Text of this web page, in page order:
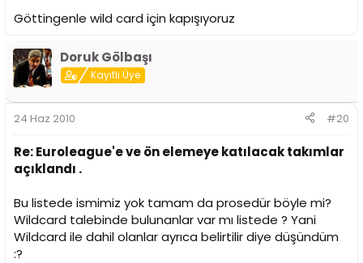
Göttingenle wild card için kapışıyoruz
Doruk Gölbaşı
Kayıtlı Üye
24 Haz 2010 #20
Re: Euroleague'e ve ön elemeye katılacak takımlar
açıklandı .
Bu listede ismimiz yok tamam da prosedür böyle mi?
Wildcard talebinde bulunanlar var mı listede ? Yani
Wildcard ile dahil olanlar ayrıca belirtilir diye düşündüm
:?